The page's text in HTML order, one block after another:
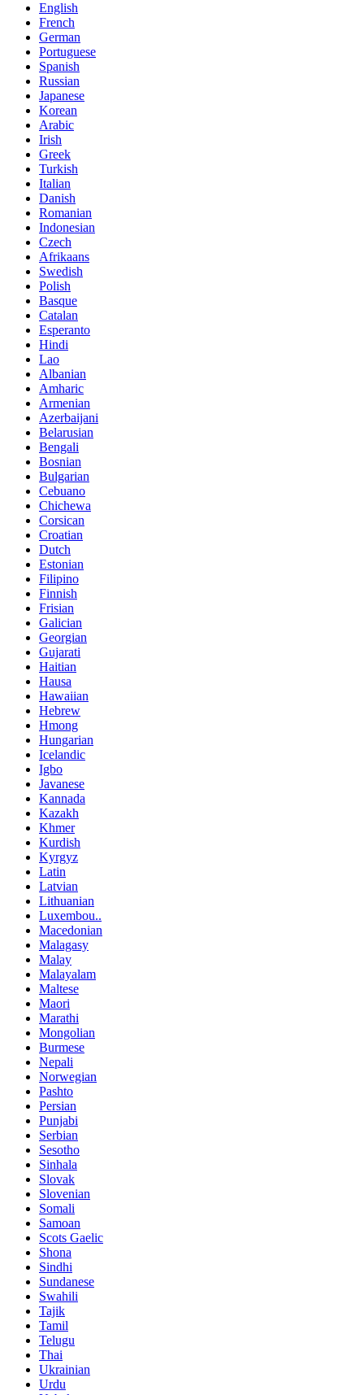
English
French
German
Portuguese
Spanish
Russian
Japanese
Korean
Arabic
Irish
Greek
Turkish
Italian
Danish
Romanian
Indonesian
Czech
Afrikaans
Swedish
Polish
Basque
Catalan
Esperanto
Hindi
Lao
Albanian
Amharic
Armenian
Azerbaijani
Belarusian
Bengali
Bosnian
Bulgarian
Cebuano
Chichewa
Corsican
Croatian
Dutch
Estonian
Filipino
Finnish
Frisian
Galician
Georgian
Gujarati
Haitian
Hausa
Hawaiian
Hebrew
Hmong
Hungarian
Icelandic
Igbo
Javanese
Kannada
Kazakh
Khmer
Kurdish
Kyrgyz
Latin
Latvian
Lithuanian
Luxembou..
Macedonian
Malagasy
Malay
Malayalam
Maltese
Maori
Marathi
Mongolian
Burmese
Nepali
Norwegian
Pashto
Persian
Punjabi
Serbian
Sesotho
Sinhala
Slovak
Slovenian
Somali
Samoan
Scots Gaelic
Shona
Sindhi
Sundanese
Swahili
Tajik
Tamil
Telugu
Thai
Ukrainian
Urdu